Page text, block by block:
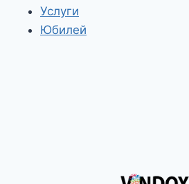
Услуги
Юбилей